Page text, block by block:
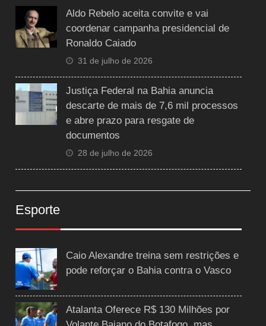
Aldo Rebelo aceita convite e vai
coordenar campanha presidencial de
Ronaldo Caiado
31 de julho de 2026
Justiça Federal na Bahia anuncia
descarte de mais de 7,6 mil processos
e abre prazo para resgate de
documentos
28 de julho de 2026
Esporte
Caio Alexandre treina sem restrições e
pode reforçar o Bahia contra o Vasco
Atalanta Oferece R$ 130 Milhões por